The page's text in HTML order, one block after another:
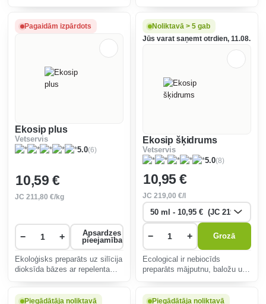
iznīcina arī mikrobus. Tas ir
audzētavās.
Pagaidām izpārdots
Ekosip plus
Vetservis
5.0(6)
10,59 €
JC211,80 €/kg
− +
Apsardzes
pieejamība
Ekoloģisks preparāts uz silīcija
dioksīda bāzes ar repelenta
eksotisko putnu audzētavās.
Noliktavā > 5 gab
Jūs varat saņemt otrdien, 11.08.
Ekosip šķidrums
Vetservis
5.0(8)
10,95 €
JC 219,00 €/l
− + Grozā
Ecological ir nebiocīds
preparāts mājputnu, baložu un
pret ārējo parazītu (ērču) un
Piegādātāja noliktavā
Piegādātāja noliktavā